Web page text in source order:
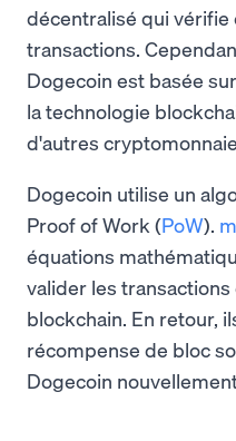
décentralisé qui
transactions.
Dogecoin est basée
la technologie
d'autres
Dogecoin utilise un
Proof of Work (PoW).
équations
valider les transactions
blockchain. En retour,
récompense de bloc
Dogecoin